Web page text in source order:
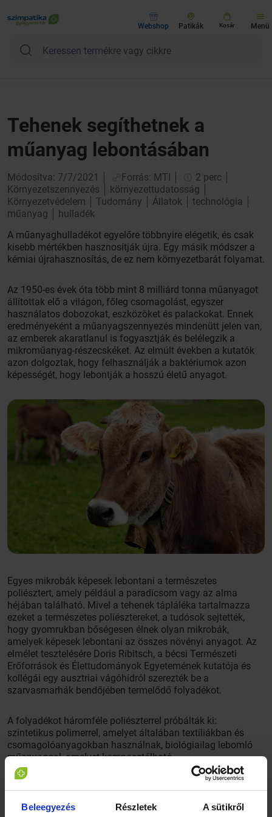
Beleegyezés Részletek A sütikről
Webshop Patikák Kosár Menü
Tehenek segíthetnek a
műanyag lebontásában
Módosítva: 7/7/2021 Forrás: MTI
2 perc
Környezetszennyezés
környezettudatosság
Környezetvédelem
Tudomány Állatok
technológia
műanyag
hulladék
A műanyaghulladékot egyelőre többnyire elégetik, és csak
kisebb mértékben hasznosítják újra. Egy másik módszer a
kémiai újrahasznosítás, de ez nem környezetbarát folyamat.
Az 1950-es évek óta több mint 8 milliárd tonna műanyagot
állítottak elő a világon, főleg csomagolást, egyszer
használatos dobozokat, eszközöket és palackokat. Ennek
eredményeként a műanyagszennyezés mindenütt jelen van,
az emberek akaratlanul is fogyasztják és belélegzik a
mikroműanyag-részecskéket. Az elmúlt években a kutatók
azon dolgoztak, hogy felhasználják a baktériumok azon
képességét, hogy lebontják a hosszú életű anyagot.
Egyes mikrobák képesek lebontani a természetes
poliésztert, amely például a paradicsom vagy az alma
héjában található. Mivel a tehenek tápláléka tartalmazza
ezeket a természetes poliésztereket, a tudósok sejtették,
hogy gyomrukban bőségesen élnek olyan mikrobák,
amelyek képesek lebontani az összes növényi anyagot. Az
elmélet tesztelésére Doris Ribitsch, a bécsi Természeti
Erőforrások és Élettudományok Egyetemének kutatója és
kollégái egy ausztriai vágóhídról szerezték be a
szarvasmarhák bendőjében termelődő folyadékot.
A folyadékot háromféle poliészterrel próbálták ki:
szintetikus polimerrel, amelyet általában textíliákban és
csomagolóanyagokban használnak, biológiailag lebomló
műanyaggal, amelyet komposztálható
műanyagzacskókhoz használnak és egy megújuló
erőforrásokból előállított bioalapú anyaggal. Mindegyik
műanyagot film- és porformában is tesztelték. Az
eredmények szerint a szarvasmarha gyomrában élő